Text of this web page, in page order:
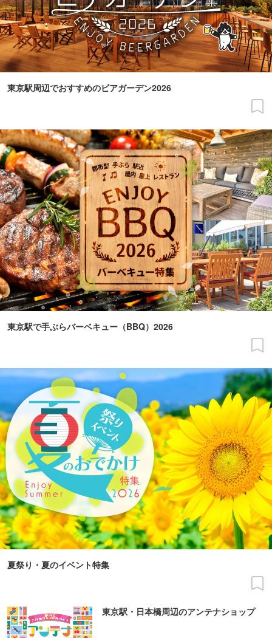
東京駅周辺でおすすめのビアガーデン2026
東京駅で手ぶらバーベキュー（BBQ）2026
夏祭り・夏のイベント特集
東京駅・日本橋周辺のアンテナショップ